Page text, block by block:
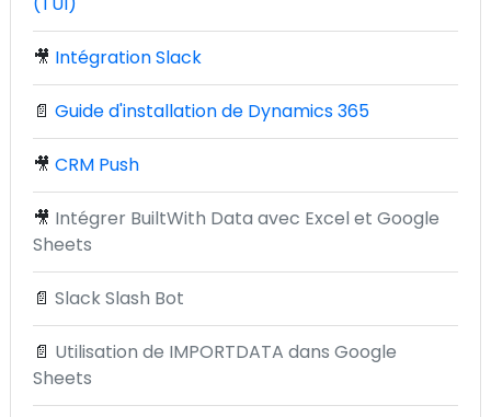
🎥 Intégration Slack
📄 Guide d'installation de Dynamics 365
🎥 CRM Push
🎥 Intégrer BuiltWith Data avec Excel et Google
Sheets
📄 Slack Slash Bot
📄 Utilisation de IMPORTDATA dans Google
Sheets